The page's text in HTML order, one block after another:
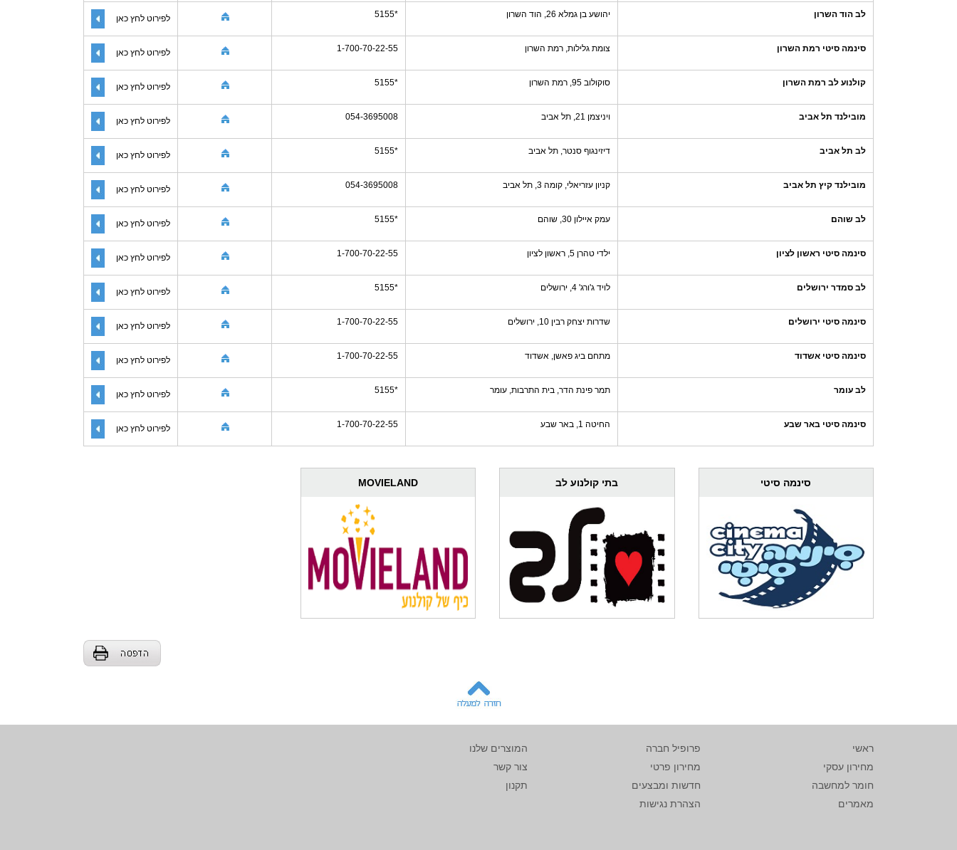
לב הוד השרון יהושע בן גמלא 26, הוד השרון *5155 לפירוט לחץ כאן
סינמה סיטי רמת השרון צומת גלילות, רמת השרון 1-700-70-22-55 לפירוט לחץ כאן
קולנוע לב רמת השרון סוקולוב 95, רמת השרון *5155 לפירוט לחץ כאן
מובילנד תל אביב ויניצמן 21, תל אביב 054-3695008 לפירוט לחץ כאן
לב תל אביב דיזינגוף סנטר, תל אביב *5155 לפירוט לחץ כאן
מובילנד קיץ תל אביב קניון עזריאלי, קומה 3, תל אביב 054-3695008 לפירוט לחץ כאן
לב שוהם עמק איילון 30, שוהם *5155 לפירוט לחץ כאן
סינמה סיטי ראשון לציון ילדי טהרן 5, ראשון לציון 1-700-70-22-55 לפירוט לחץ כאן
לב סמדר ירושלים לויד ג'ורג' 4, ירושלים *5155 לפירוט לחץ כאן
סינמה סיטי ירושלים שדרות יצחק רבין 10, ירושלים 1-700-70-22-55 לפירוט לחץ כאן
סינמה סיטי אשדוד מתחם ביג פאשן, אשדוד 1-700-70-22-55 לפירוט לחץ כאן
לב עומר תמר פינת הדר, בית התרבות, עומר *5155 לפירוט לחץ כאן
סינמה סיטי באר שבע החיטה 1, באר שבע 1-700-70-22-55 לפירוט לחץ כאן
סינמה סיטי בתי קולנוע לב MOVIELAND
ראשי פרופיל חברה
המוצרים שלנו
מחירון עסקי
מחירון פרטי
צור קשר
חומר למחשבה
חדשות ומבצעים
תקנון
מאמרים
הצהרת נגישות